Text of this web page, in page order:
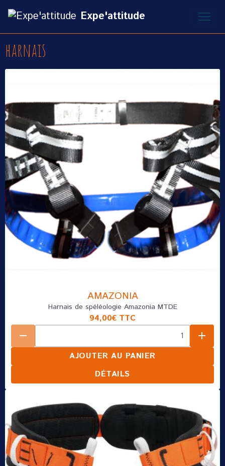
Expe'attitude
harnais
AMAZONIA
Harnais de spéléologie Amazonia MTDE
94,00€ TTC
AJOUTER AU PANIER
DÉTAILS